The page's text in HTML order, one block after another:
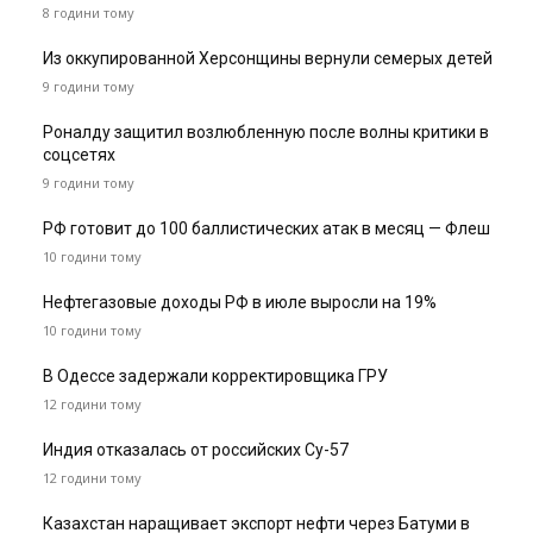
8 години тому
Из оккупированной Херсонщины вернули семерых детей
9 години тому
Роналду защитил возлюбленную после волны критики в
соцсетях
9 години тому
РФ готовит до 100 баллистических атак в месяц — Флеш
10 години тому
Нефтегазовые доходы РФ в июле выросли на 19%
10 години тому
В Одессе задержали корректировщика ГРУ
12 години тому
Индия отказалась от российских Су-57
12 години тому
Казахстан наращивает экспорт нефти через Батуми в